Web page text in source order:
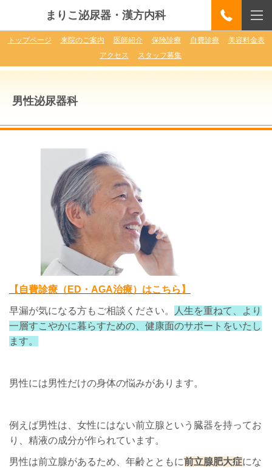
まりこ泌尿器・漢方内科
トップページ 来院のご案内 医師紹介 保険診療 自費診療
美容料金表
アクセス
スタッフ募集
男性泌尿器科
【自費診療（ED・AGA治療）はこちら】
早漏が気になる方もご相談ください。
人生を重ねて、より
一層すこやかに暮らすための、健康面のサポートをいたし
ます。
男性には男性だけの身体の悩みがあります。
例えば男性は、女性にはない前立腺という臓器を持ってお
り、精液の成分が作られています。
男性は前立腺があるため、年齢とともに前立腺肥大症にな